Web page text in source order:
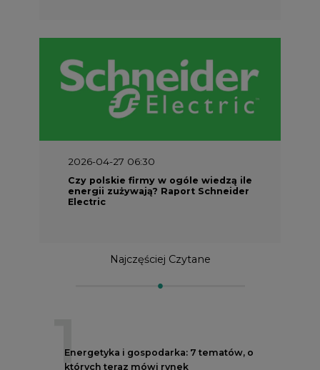
2026-04-27 06:30
Czy polskie firmy w ogóle wiedzą ile
energii zużywają? Raport Schneider
Electric
Najczęściej Czytane
1
Energetyka i gospodarka: 7 tematów, o
których teraz mówi rynek